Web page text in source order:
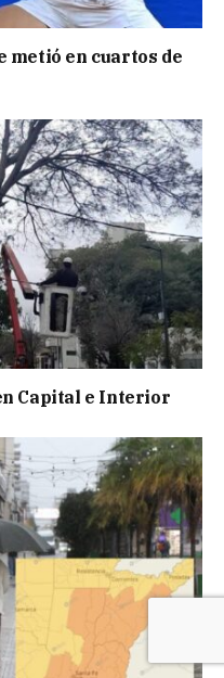
metió en cuartos de
Capital e Interior